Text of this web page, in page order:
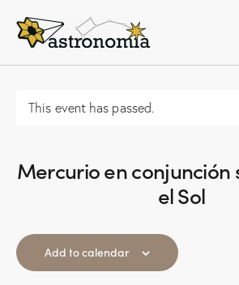
This event has passed.
Mercurio en conjunción
el Sol
Add to calendar